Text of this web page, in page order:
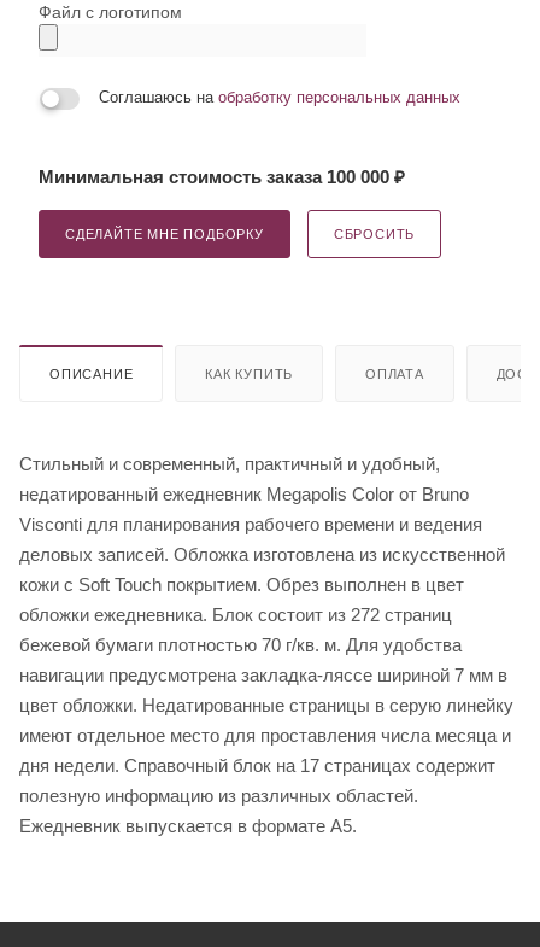
Файл с логотипом
Соглашаюсь на обработку персональных данных
Минимальная стоимость заказа 100 000 ₽
СДЕЛАЙТЕ МНЕ ПОДБОРКУ СБРОСИТЬ
ОПИСАНИЕ КАК КУПИТЬ ОПЛАТА
Стильный и современный, практичный и удобный,
недатированный ежедневник Megapolis Color от Bruno
Visconti для планирования рабочего времени и ведения
деловых записей. Обложка изготовлена из искусственной
кожи с Soft Touch покрытием. Обрез выполнен в цвет
обложки ежедневника. Блок состоит из 272 страниц
бежевой бумаги плотностью 70 г/кв. м. Для удобства
навигации предусмотрена закладка-ляссе шириной 7 мм в
цвет обложки. Недатированные страницы в серую линейку
имеют отдельное место для проставления числа месяца и
дня недели. Справочный блок на 17 страницах содержит
полезную информацию из различных областей.
Ежедневник выпускается в формате А5.